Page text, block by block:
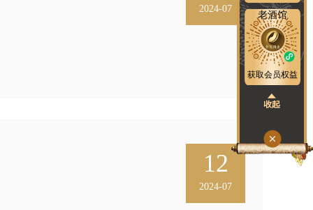
2024-07
12
2024-07
老酒馆
获取会员权益